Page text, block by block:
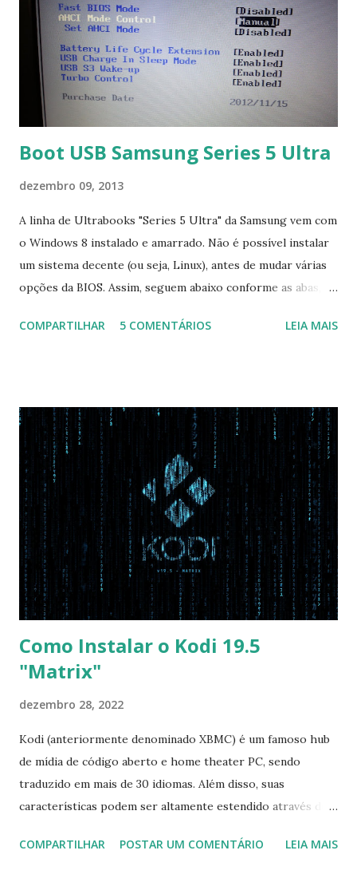
Boot USB Samsung Series 5 Ultra
dezembro 09, 2013
A linha de Ultrabooks "Series 5 Ultra" da Samsung vem com
o Windows 8 instalado e amarrado. Não é possível instalar
um sistema decente (ou seja, Linux), antes de mudar várias
opções da BIOS. Assim, seguem abaixo conforme as abas, a
Na inicialização aperte F2 para acessar a BIOS e então faça
com Win, deixe essa opção no Auto ) Set AHCI Mode ->
Disabled USB S3 Wake-up -> Enabled Boot: Secure Boot ->
Disabled OS Mode Selection -> UEFI and CSM OS (Essa
opção garante boot com Win e Linux) Boot > Boot Priority
Order USB HDD: SATA CD: SATA HDD: Essa ordem de boot
vai garantir que ele tente primeiro o boot pela USB, depois
pelo CD e por último no HD. Apenas as opções acima são
as necessá...
COMPARTILHAR 5 COMENTÁRIOS LEIA MAIS
Como Instalar o Kodi 19.5
"Matrix"
dezembro 28, 2022
Kodi (anteriormente denominado XBMC) é um famoso hub
de mídia de código aberto e home theater PC, sendo
traduzido em mais de 30 idiomas. Além disso, suas
características podem ser altamente estendido através de
(personal video recorder). A versão final do Kodi 19.5
COMPARTILHAR POSTAR UM COMENTÁRIO LEIA MAIS